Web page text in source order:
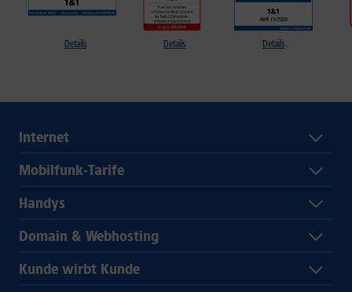
Details Details Details
Internet
Mobilfunk-Tarife
Handys
Domain & Webhosting
Kunde wirbt Kunde